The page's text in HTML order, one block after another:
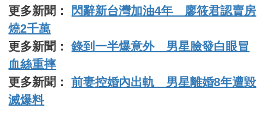
更多新聞：
閃辭新台灣加油4年 廖筱君認賣房
燒2千萬
更多新聞：錄到一半爆意外 男星臉發白眼冒
血絲重摔
更多新聞：前妻控婚內出軌 男星離婚8年遭毀
滅爆料